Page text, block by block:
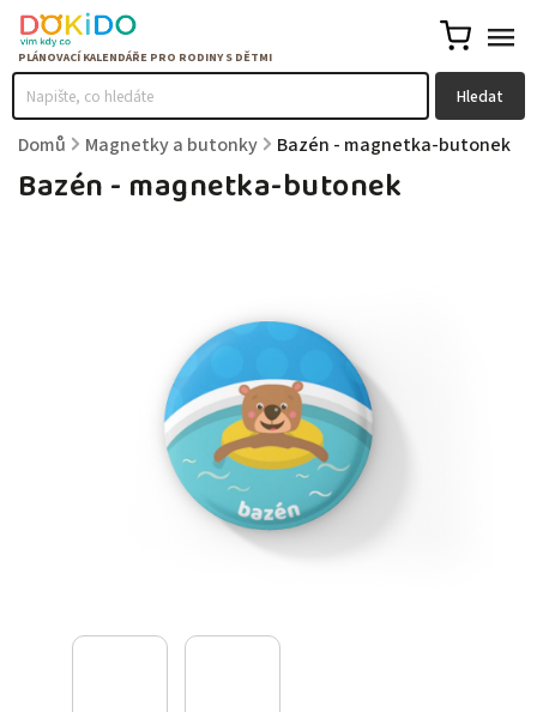
Hledat
Domů / Magnetky a butonky / Bazén - magnetka-butonek
Bazén - magnetka-butonek